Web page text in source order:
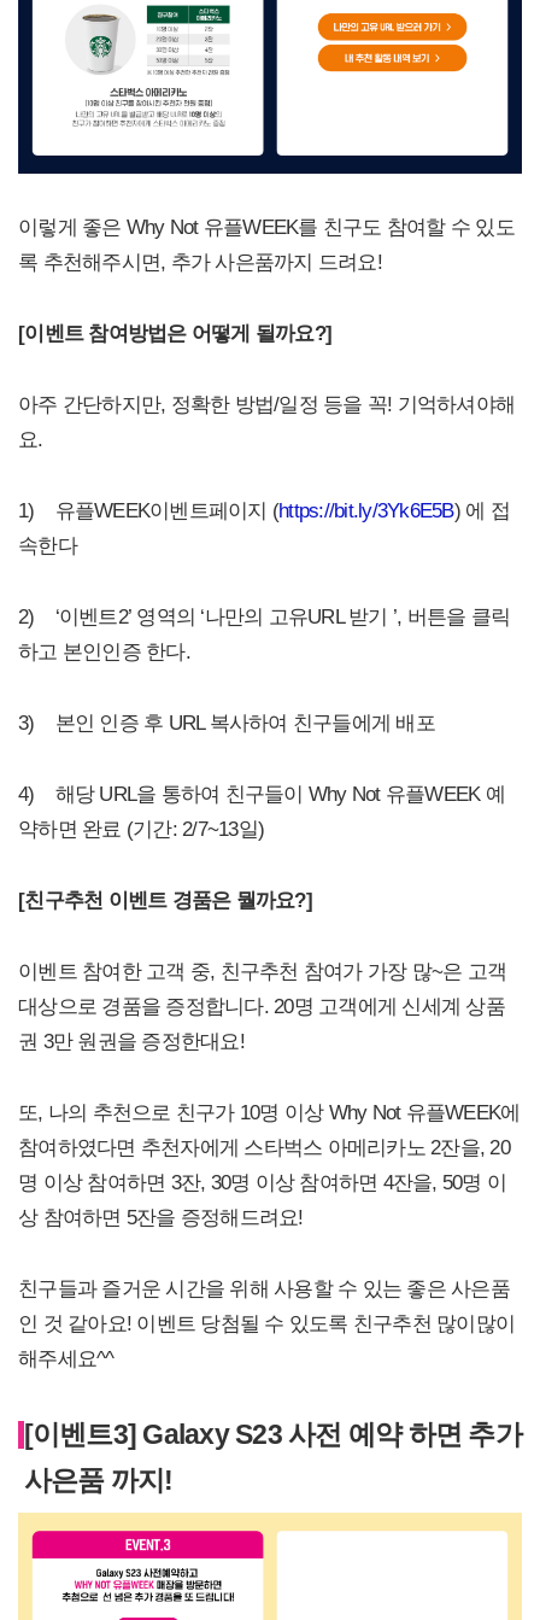
이렇게 좋은 Why Not 유플WEEK를 친구도 참여할 수 있도
록 추천해주시면, 추가 사은품까지 드려요!
[이벤트 참여방법은 어떻게 될까요?]
아주 간단하지만, 정확한 방법/일정 등을 꼭! 기억하셔야해
요.
1) 유플WEEK이벤트페이지 (https://bit.ly/3Yk6E5B) 에 접
속한다
2) ‘이벤트2’ 영역의 ‘나만의 고유URL 받기 ’, 버튼을 클릭
하고 본인인증 한다.
3) 본인 인증 후 URL 복사하여 친구들에게 배포
4) 해당 URL을 통하여 친구들이 Why Not 유플WEEK 예
약하면 완료 (기간: 2/7~13일)
[친구추천 이벤트 경품은 뭘까요?]
이벤트 참여한 고객 중, 친구추천 참여가 가장 많~은 고객
대상으로 경품을 증정합니다. 20명 고객에게 신세계 상품
권 3만 원권을 증정한대요!
또, 나의 추천으로 친구가 10명 이상 Why Not 유플WEEK에
참여하였다면 추천자에게 스타벅스 아메리카노 2잔을, 20
명 이상 참여하면 3잔, 30명 이상 참여하면 4잔을, 50명 이
상 참여하면 5잔을 증정해드려요!
친구들과 즐거운 시간을 위해 사용할 수 있는 좋은 사은품
인 것 같아요! 이벤트 당첨될 수 있도록 친구추천 많이많이
해주세요^^
[이벤트3] Galaxy S23 사전 예약 하면 추가
사은품 까지!